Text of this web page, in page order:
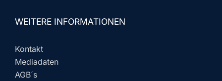
WEITERE INFORMATIONEN
Kontakt
Mediadaten
AGB´s